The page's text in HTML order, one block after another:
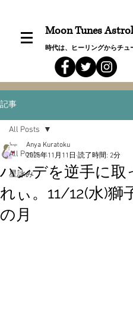
Moon Tunes
時代は、ヒーリングからチュ
記事
All Posts
星詠み
All Posts
ハンデを逆手に取
れぃ。11/12(水)獅
の月
Anya Kuratoku
2025年11月11日 読了時間: 2分